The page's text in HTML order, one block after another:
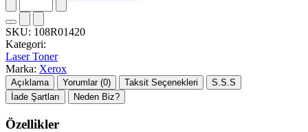
SKU: 108R01420
Kategori:
Laser Toner
Marka: Xerox
Açıklama Yorumlar (0) Taksit Seçenekleri
S.S.S
İade Şartları
Neden Biz?
Özellikler